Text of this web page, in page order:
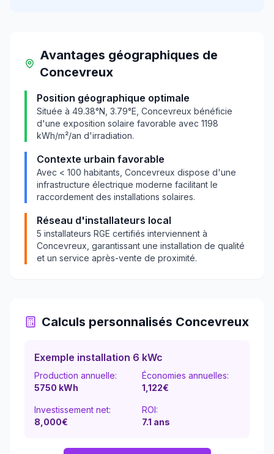
Avantages géographiques de
Concevreux
Position géographique optimale
Située à 49.38°N, 3.79°E, Concevreux bénéficie
d'une exposition solaire favorable avec 1198
kWh/m²/an d'irradiation.
Contexte urbain favorable
Avec < 100 habitants, Concevreux dispose d'une
infrastructure électrique moderne facilitant le
raccordement des installations solaires.
Réseau d'installateurs local
5 installateurs RGE certifiés interviennent à
Concevreux , garantissant une installation de qualité
et un service après-vente de proximité.
Calculs personnalisés Concevreux
Exemple installation 6 kWc
Production annuelle:
5750 kWh
Économies annuelles:
1,122€
Investissement net:
8,000€
ROI:
7.1 ans